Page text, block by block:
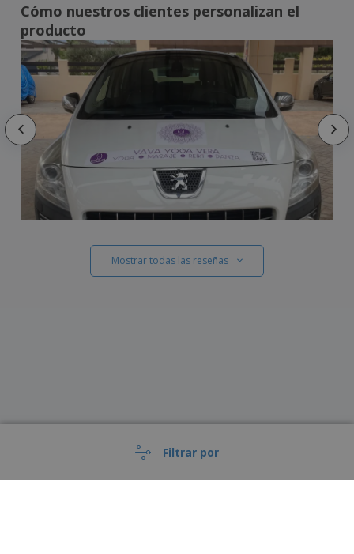
Filtrar por
Cómo nuestros clientes personalizan el
producto
Mostrar todas las reseñas